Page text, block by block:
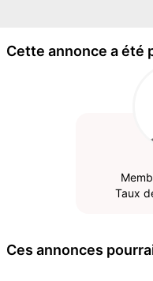
Cette annonce a été
Taux
Ces annonces